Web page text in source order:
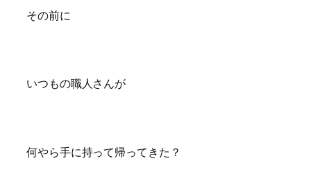
その前に
いつもの職人さんが
何やら手に持って帰ってきた？